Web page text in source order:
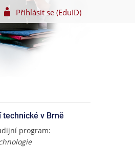
Přihlásit se (EduID)
technické v Brně
program: